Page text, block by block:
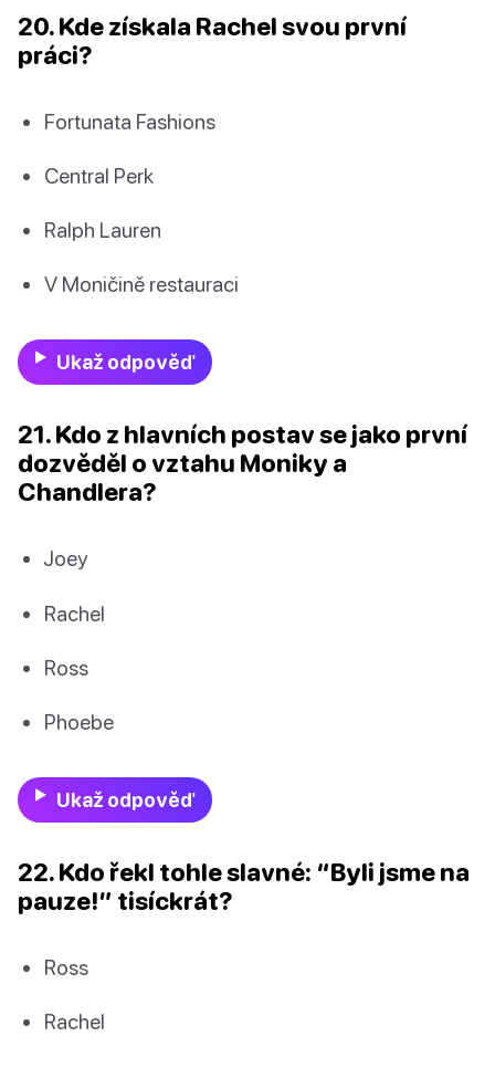
20. Kde získala Rachel svou první
práci?
Fortunata Fashions
Central Perk
Ralph Lauren
V Moničině restauraci
Ukaž odpověď
21. Kdo z hlavních postav se jako první
dozvěděl o vztahu Moniky a
Chandlera?
Joey
Rachel
Ross
Phoebe
Ukaž odpověď
22. Kdo řekl tohle slavné: “Byli jsme na
pauze!” tisíckrát?
Ross
Rachel